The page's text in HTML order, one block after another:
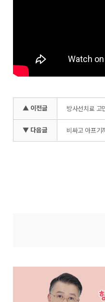
▲ 이전글 방사선치료 고
▼ 다음글 비싸고 아프기